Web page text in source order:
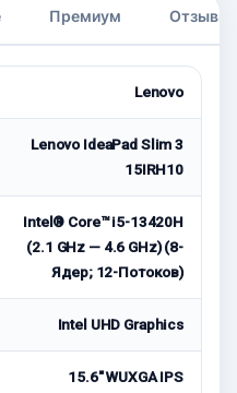
Премиум Отзывы
Lenovo
Lenovo IdeaPad Slim 3
15IRH10
Intel® Core™ i5-13420H
(2.1 GHz — 4.6 GHz) (8-
Ядeр; 12-Потоков)
Intel UHD Graphics
15.6" WUXGA IPS